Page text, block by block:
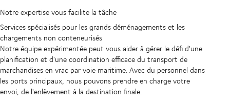
Notre expertise vous facilite la tâche
Services spécialisés pour les grands déménagements et les
chargements non conteneurisés
Notre équipe expérimentée peut vous aider à gérer le défi d'une
planification et d'une coordination efficace du transport de
marchandises en vrac par voie maritime. Avec du personnel dans
les ports principaux, nous pouvons prendre en charge votre
envoi, de l'enlèvement à la destination finale.